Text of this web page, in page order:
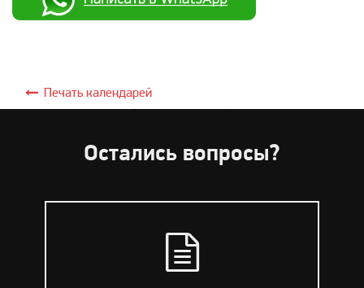
Печать календарей
Остались вопросы?